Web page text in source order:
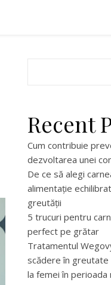
Recent
Cum contribuie
dezvoltarea unei
De ce să alegi
alimentație
greutății
5 trucuri pentru
perfect pe grătar
Tratamentul
scădere în greutate
la femei în perioada